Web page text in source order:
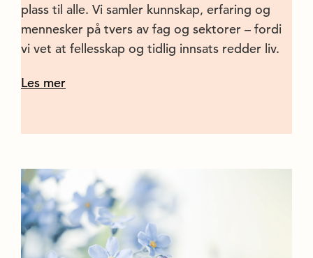
plass til alle. Vi samler kunnskap, erfaring og
mennesker på tvers av fag og sektorer – fordi
vi vet at fellesskap og tidlig innsats redder liv.
Les mer